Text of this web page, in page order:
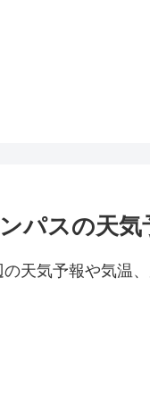
パスの天気
天気予報や気温